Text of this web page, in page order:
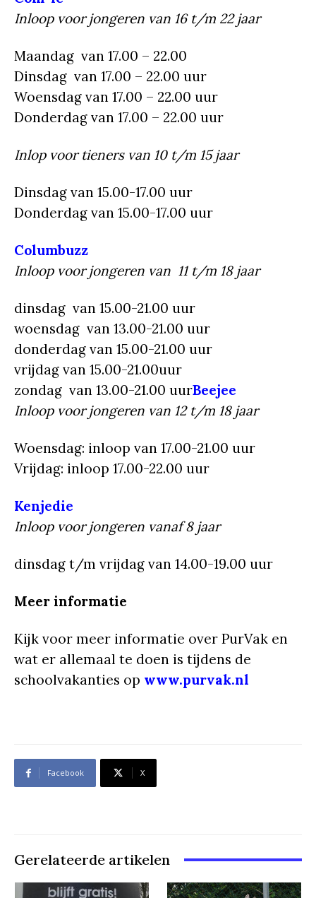
Inloop voor jongeren van 16 t/m 22 jaar
Maandag van 17.00 – 22.00
Dinsdag van 17.00 – 22.00 uur
Woensdag van 17.00 – 22.00 uur
Donderdag van 17.00 – 22.00 uur
Inlop voor tieners van 10 t/m 15 jaar
Dinsdag van 15.00-17.00 uur
Donderdag van 15.00-17.00 uur
Columbuzz
Inloop voor jongeren van 11 t/m 18 jaar
dinsdag van 15.00-21.00 uur
woensdag van 13.00-21.00 uur
donderdag van 15.00-21.00 uur
vrijdag van 15.00-21.00uur
zondag van 13.00-21.00 uurBeejee
Inloop voor jongeren van 12 t/m 18 jaar
Woensdag: inloop van 17.00-21.00 uur
Vrijdag: inloop 17.00-22.00 uur
Kenjedie
Inloop voor jongeren vanaf 8 jaar
dinsdag t/m vrijdag van 14.00-19.00 uur
Meer informatie
Kijk voor meer informatie over PurVak en
wat er allemaal te doen is tijdens de
schoolvakanties op www.purvak.nl
Facebook X
Gerelateerde artikelen